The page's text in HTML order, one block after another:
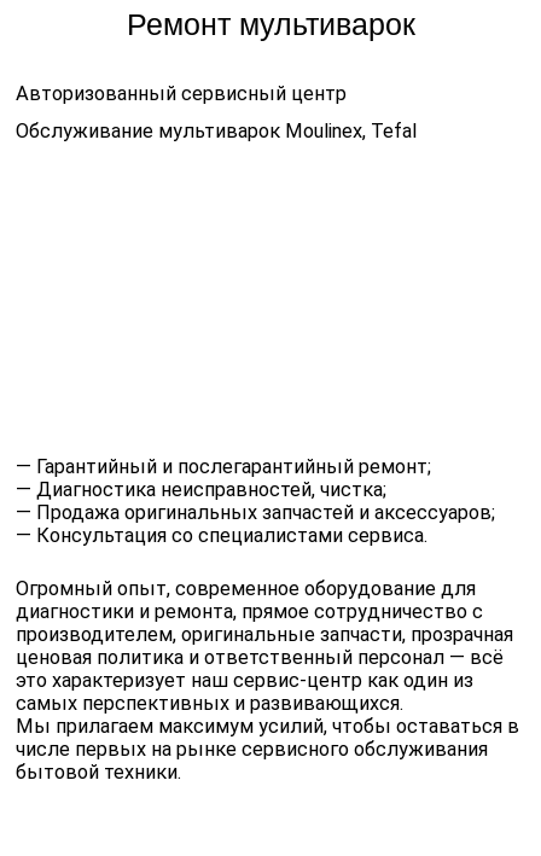
Ремонт мультиварок
Авторизованный сервисный центр
Обслуживание мультиварок Moulinex, Tefal
— Гарантийный и послегарантийный ремонт;
— Диагностика неисправностей, чистка;
— Продажа оригинальных запчастей и аксессуаров;
— Консультация со специалистами сервиса.
Огромный опыт, современное оборудование для
диагностики и ремонта, прямое сотрудничество с
производителем, оригинальные запчасти, прозрачная
ценовая политика и ответственный персонал — всё
это характеризует наш сервис-центр как один из
самых перспективных и развивающихся.
Мы прилагаем максимум усилий, чтобы оставаться в
числе первых на рынке сервисного обслуживания
бытовой техники.